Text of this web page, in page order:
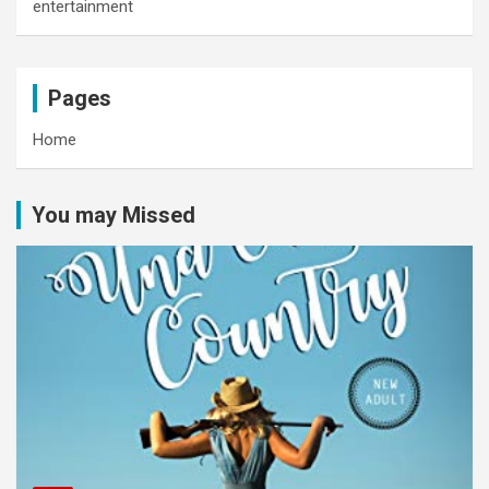
entertainment
Pages
Home
You may Missed